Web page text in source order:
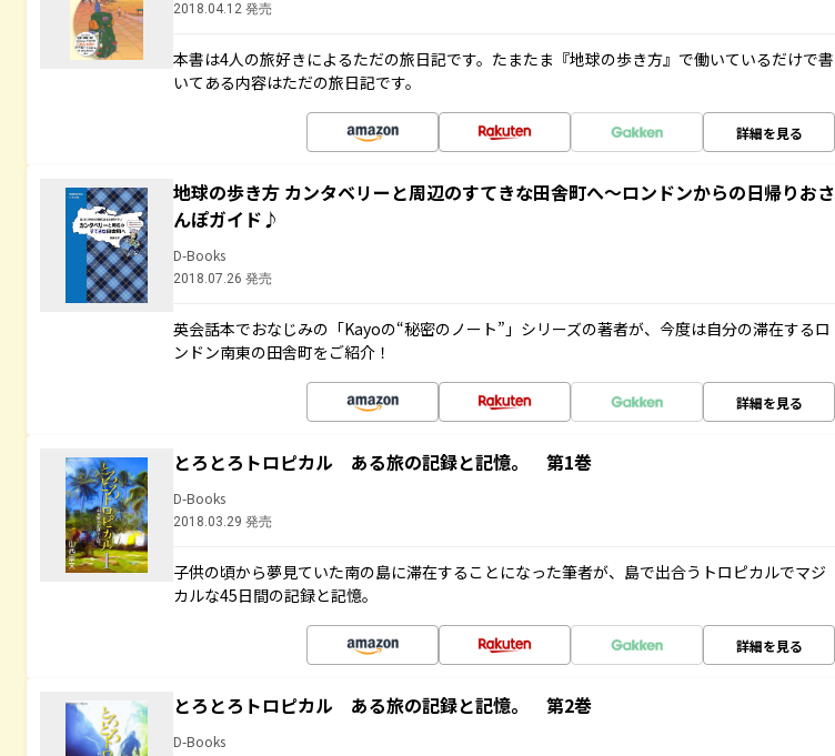
2018.04.12 発売
本書は4人の旅好きによるただの旅日記です。たまたま『地球の歩き方』で働いているだけで書
いてある内容はただの旅日記です。
詳細を見る
地球の歩き方 カンタベリーと周辺のすてきな田舎町へ～ロンドンからの日帰りおさ
んぽガイド♪
D-Books
2018.07.26 発売
英会話本でおなじみの「Kayoの“秘密のノート”」シリーズの著者が、今度は自分の滞在するロ
ンドン南東の田舎町をご紹介！
詳細を見る
とろとろトロピカル ある旅の記録と記憶。 第1巻
D-Books
2018.03.29 発売
子供の頃から夢見ていた南の島に滞在することになった筆者が、島で出合うトロピカルでマジ
カルな45日間の記録と記憶。
詳細を見る
とろとろトロピカル ある旅の記録と記憶。 第2巻
D-Books